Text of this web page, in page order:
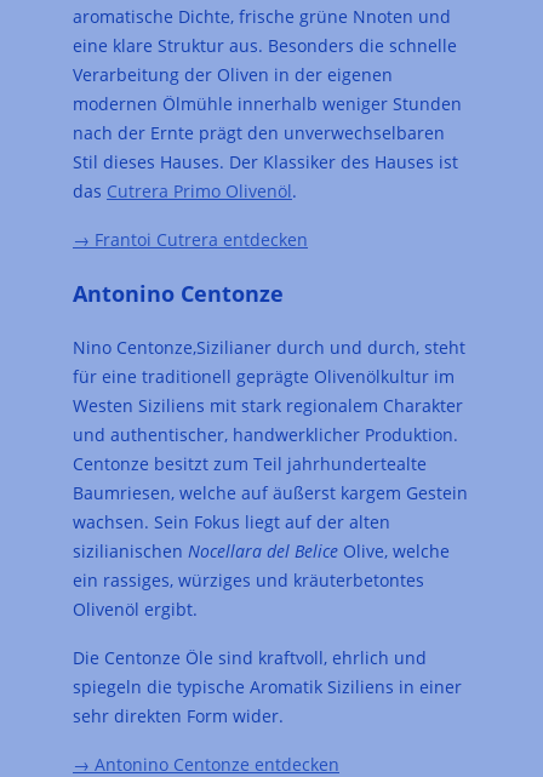
aromatische Dichte, frische grüne Nnoten und
eine klare Struktur aus. Besonders die schnelle
Verarbeitung der Oliven in der eigenen
modernen Ölmühle innerhalb weniger Stunden
nach der Ernte prägt den unverwechselbaren
Stil dieses Hauses. Der Klassiker des Hauses ist
das Cutrera Primo Olivenöl.
→ Frantoi Cutrera entdecken
Antonino Centonze
Nino Centonze,Sizilianer durch und durch, steht
für eine traditionell geprägte Olivenölkultur im
Westen Siziliens mit stark regionalem Charakter
und authentischer, handwerklicher Produktion.
Centonze besitzt zum Teil jahrhundertealte
Baumriesen, welche auf äußerst kargem Gestein
wachsen. Sein Fokus liegt auf der alten
sizilianischen Nocellara del Belice Olive, welche
ein rassiges, würziges und kräuterbetontes
Olivenöl ergibt.
Die Centonze Öle sind kraftvoll, ehrlich und
spiegeln die typische Aromatik Siziliens in einer
sehr direkten Form wider.
→ Antonino Centonze entdecken